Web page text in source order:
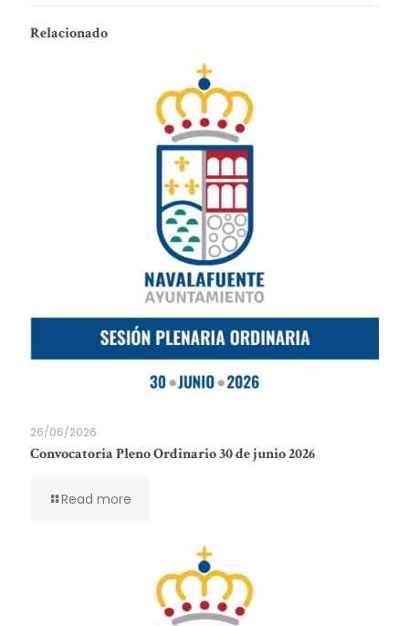
Relacionado
26/06/2026
Convocatoria Pleno Ordinario 30 de junio 2026
Read more